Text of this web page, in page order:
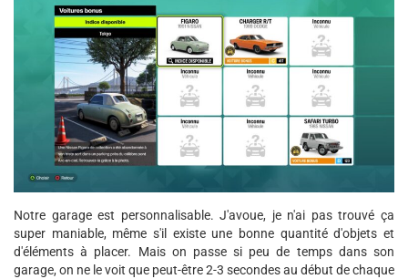
Notre garage est personnalisable. J'avoue, je n'ai pas trouvé ça
super maniable, même s'il existe une bonne quantité d'objets et
d'éléments à placer. Mais on passe si peu de temps dans son
garage, on ne le voit que peut-être 2-3 secondes au début de chaque